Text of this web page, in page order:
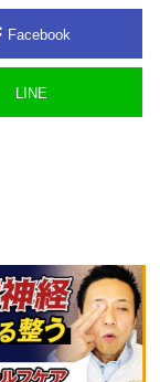
Facebook
LINE